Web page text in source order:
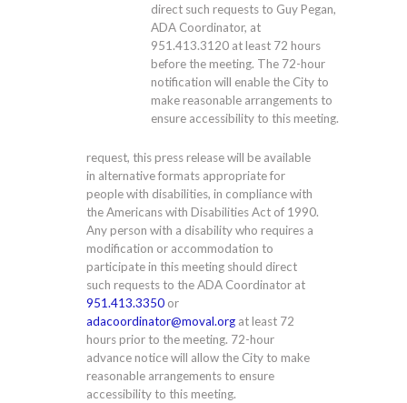
direct such requests to Guy Pegan,
ADA Coordinator, at
951.413.3120at least 72 hours
before the meeting. The 72-hour
notification will enable the City to
make reasonable arrangements to
ensure accessibility to this meeting.
request, this press release will be available
in alternative formats appropriate for
people with disabilities, in compliance with
the Americans with Disabilities Act of 1990.
Any person with a disability who requires a
modification or accommodation to
participate in this meeting should direct
such requests to the ADA Coordinator at
951.413.3350 or
adacoordinator@moval.org at least 72
hours prior to the meeting. 72-hour
advance notice will allow the City to make
reasonable arrangements to ensure
accessibility to this meeting.